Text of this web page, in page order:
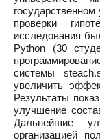
проверки
исследования
Python (30
системы
увеличить
Результаты
улучшение
Дальнейшие
организацией